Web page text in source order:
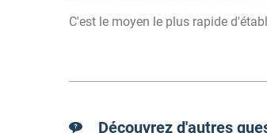
C'est le moyen le plus rapide
Découvrez d'autres